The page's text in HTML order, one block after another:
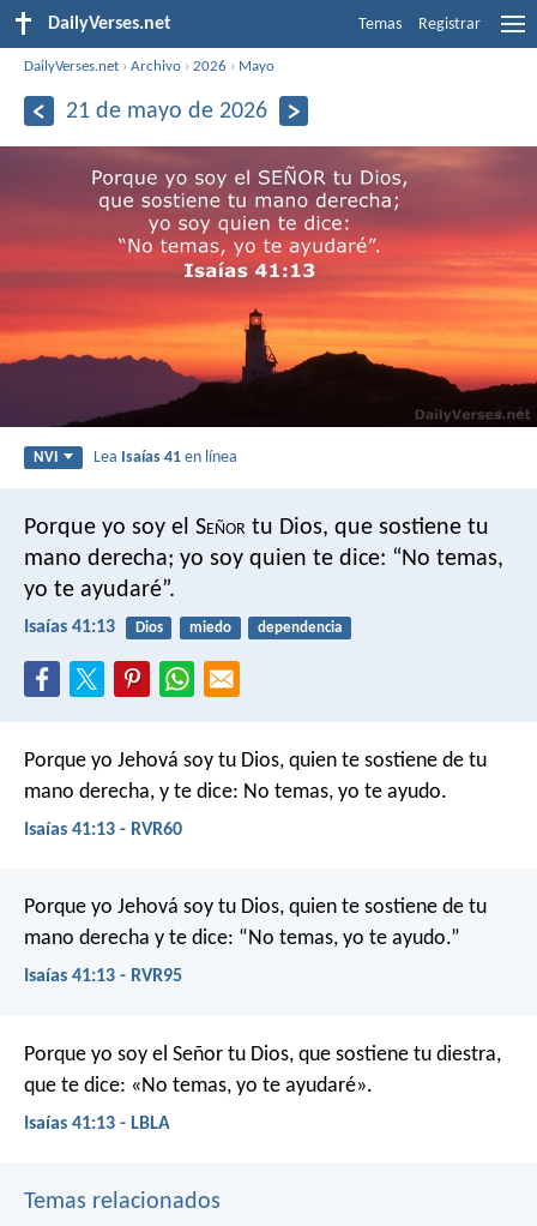
DailyVerses.net Temas Registrar
DailyVerses.net ›Archivo ›2026 › Mayo
21 de mayo de 2026
NVI Lea Isaías 41 en línea
Porque yo soy el Señor tu Dios, que sostiene tu
mano derecha; yo soy quien te dice: “No temas,
yo te ayudaré”.
Isaías 41:13 Dios miedo dependencia
Porque yo Jehová soy tu Dios, quien te sostiene de tu
mano derecha, y te dice: No temas, yo te ayudo.
Isaías 41:13 - RVR60
Porque yo Jehová soy tu Dios, quien te sostiene de tu
mano derecha y te dice: “No temas, yo te ayudo.”
Isaías 41:13 - RVR95
Porque yo soy el Señor tu Dios, que sostiene tu diestra,
que te dice: «No temas, yo te ayudaré».
Isaías 41:13 - LBLA
Temas relacionados